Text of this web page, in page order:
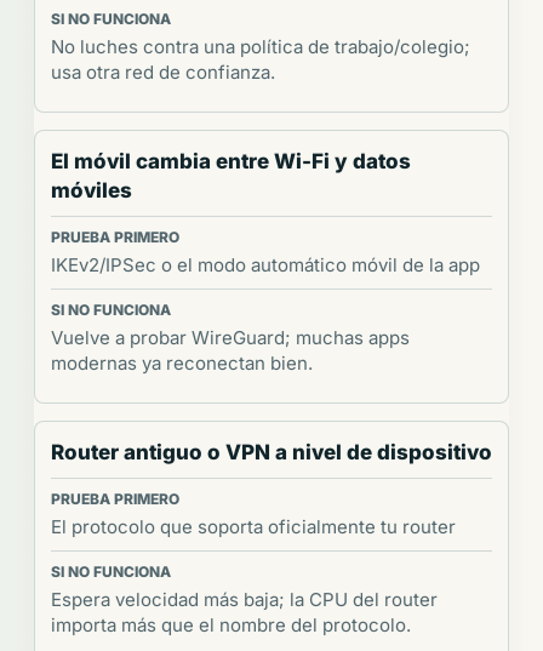
No luches contra una política de trabajo/colegio;
usa otra red de confianza.
El móvil cambia entre Wi-Fi y datos
móviles
IKEv2/IPSec o el modo automático móvil de la app
Vuelve a probar WireGuard; muchas apps
modernas ya reconectan bien.
Router antiguo o VPN a nivel de dispositivo
El protocolo que soporta oficialmente tu router
Espera velocidad más baja; la CPU del router
importa más que el nombre del protocolo.